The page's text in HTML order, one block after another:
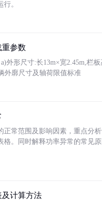
。
重参数
外形尺寸:长13m×宽2.45m,栏
外廓尺寸及轴荷限值标准
常范围及影响因素，重点分
格。同时解释功率异常的常见
计算方法